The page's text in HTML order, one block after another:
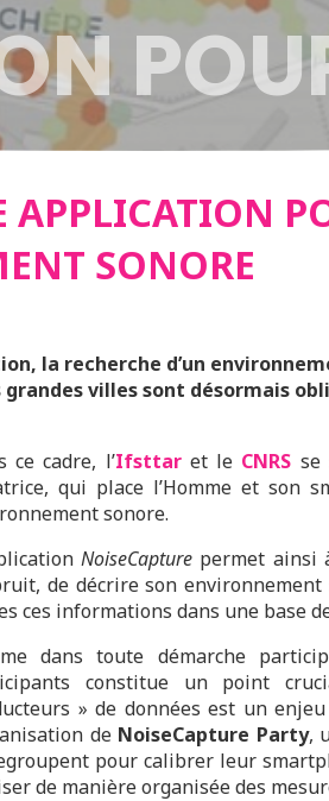
APPLICATION
SONORE
la recherche d’un
villes sont désormais
ce cadre, l’Ifsttaret le CNRS se
qui place l’Homme et son
sonore.
NoiseCapture permet ainsi
de décrire son environnement
ces informations dans une base
dans toute démarche
constitue un point
» de données est un
de NoiseCapture Party,
pour calibrer leur
de manière organisée des